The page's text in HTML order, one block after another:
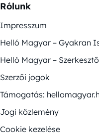
Rólunk
Impresszum
Helló Magyar – Gyakran
Helló Magyar –
Szerzői jogok
Támogatás:
Jogi közlemény
Cookie kezelése